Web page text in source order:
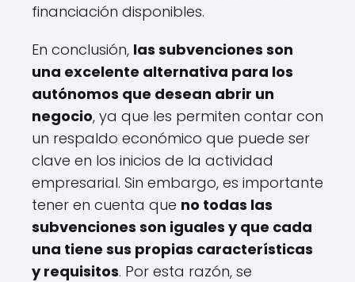
financiación disponibles.
En conclusión, las subvenciones son
una excelente alternativa para los
autónomos que desean abrir un
negocio, ya que les permiten contar con
un respaldo económico que puede ser
clave en los inicios de la actividad
empresarial. Sin embargo, es importante
tener en cuenta que no todas las
subvenciones son iguales y que cada
una tiene sus propias características
y requisitos. Por esta razón, se